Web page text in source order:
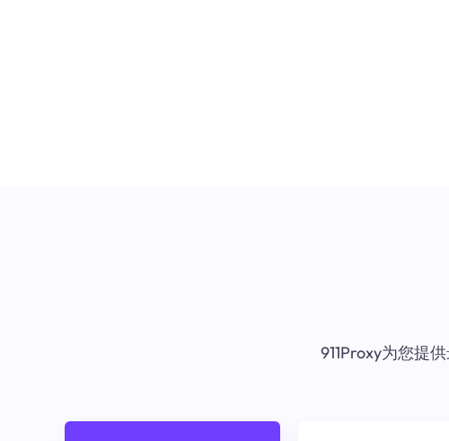
911Proxy为您提